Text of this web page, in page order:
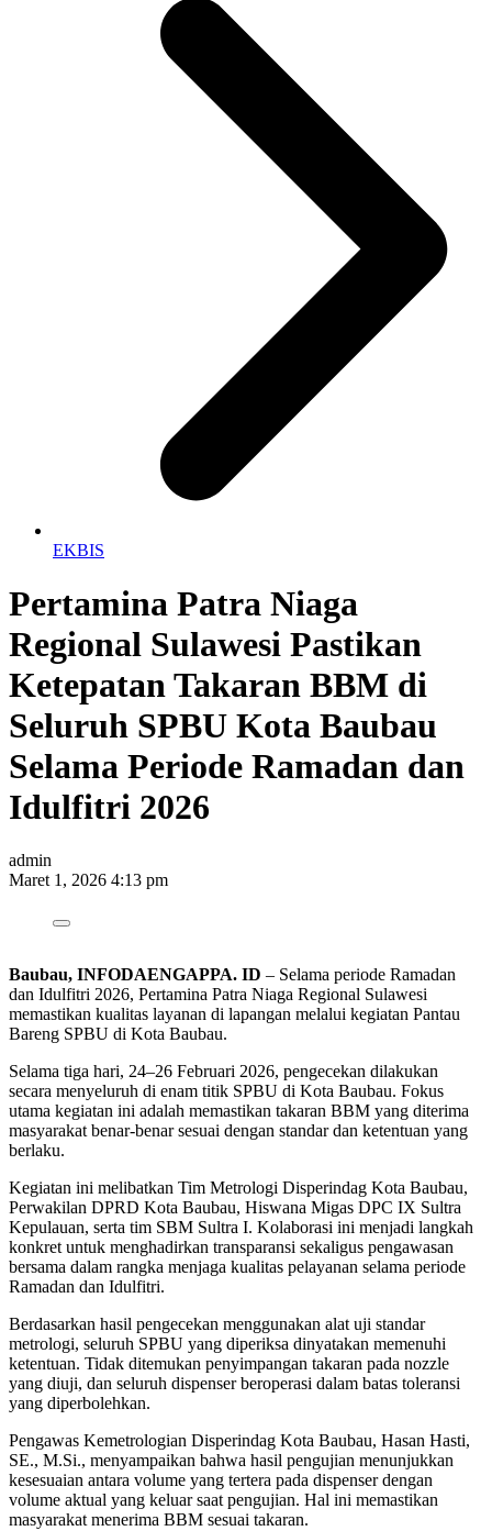
EKBIS
Pertamina Patra Niaga
Regional Sulawesi Pastikan
Ketepatan Takaran BBM di
Seluruh SPBU Kota Baubau
Selama Periode Ramadan dan
Idulfitri 2026
admin
Maret 1, 2026 4:13 pm
Baubau, INFODAENGAPPA. ID – Selama periode Ramadan
dan Idulfitri 2026, Pertamina Patra Niaga Regional Sulawesi
memastikan kualitas layanan di lapangan melalui kegiatan Pantau
Bareng SPBU di Kota Baubau.
Selama tiga hari, 24–26 Februari 2026, pengecekan dilakukan
secara menyeluruh di enam titik SPBU di Kota Baubau. Fokus
utama kegiatan ini adalah memastikan takaran BBM yang diterima
masyarakat benar-benar sesuai dengan standar dan ketentuan yang
berlaku.
Kegiatan ini melibatkan Tim Metrologi Disperindag Kota Baubau,
Perwakilan DPRD Kota Baubau, Hiswana Migas DPC IX Sultra
Kepulauan, serta tim SBM Sultra I. Kolaborasi ini menjadi langkah
konkret untuk menghadirkan transparansi sekaligus pengawasan
bersama dalam rangka menjaga kualitas pelayanan selama periode
Ramadan dan Idulfitri.
Berdasarkan hasil pengecekan menggunakan alat uji standar
metrologi, seluruh SPBU yang diperiksa dinyatakan memenuhi
ketentuan. Tidak ditemukan penyimpangan takaran pada nozzle
yang diuji, dan seluruh dispenser beroperasi dalam batas toleransi
yang diperbolehkan.
Pengawas Kemetrologian Disperindag Kota Baubau, Hasan Hasti,
SE., M.Si., menyampaikan bahwa hasil pengujian menunjukkan
kesesuaian antara volume yang tertera pada dispenser dengan
volume aktual yang keluar saat pengujian. Hal ini memastikan
masyarakat menerima BBM sesuai takaran.